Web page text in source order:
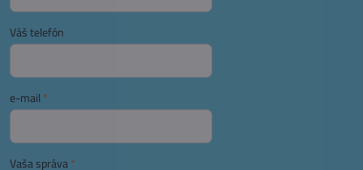
Váš telefón
e-mail *
Vaša správa*